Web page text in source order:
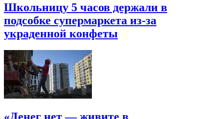
Школьницу 5 часов держали в
подсобке супермаркета из-за
украденной конфеты
«Денег нет — живите в